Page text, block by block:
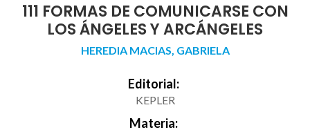
111 FORMAS DE COMUNICARSE CON
LOS ÁNGELES Y ARCÁNGELES
HEREDIA MACIAS, GABRIELA
Editorial:
KEPLER
Materia: